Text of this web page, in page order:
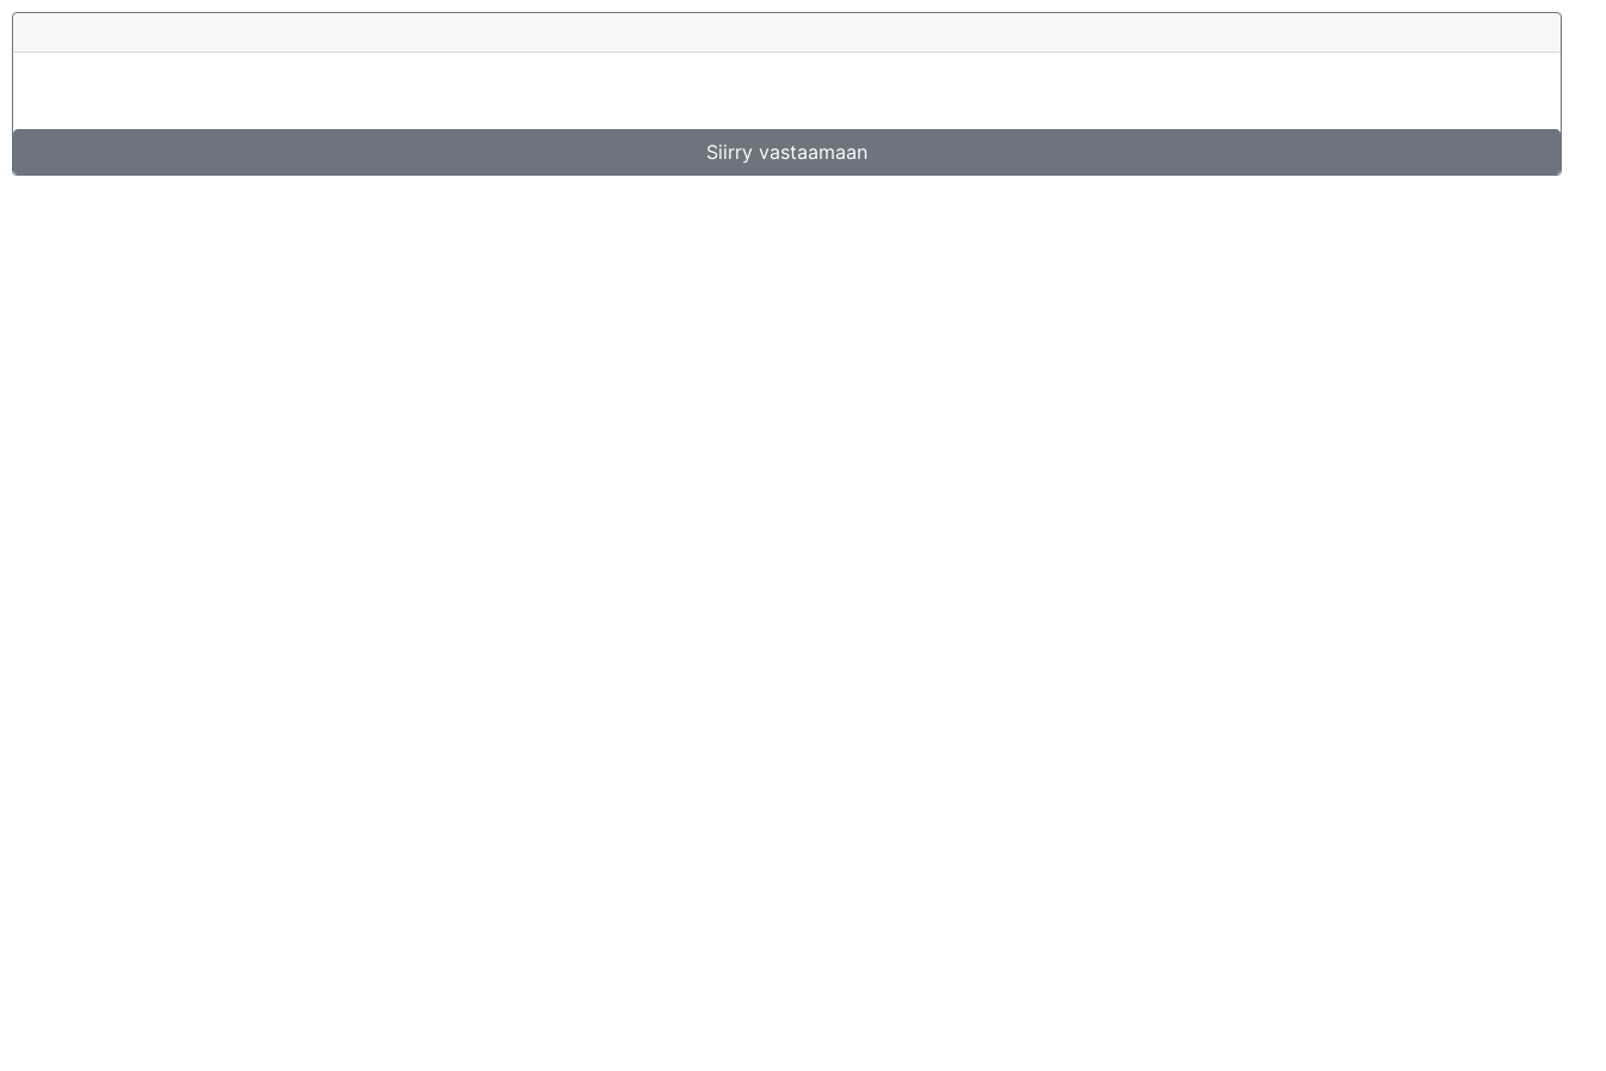
Siirry vastaamaan